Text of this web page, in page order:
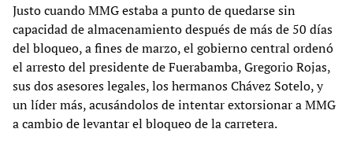
Justo cuando MMG estaba a punto de quedarse sin
capacidad de almacenamiento después de más de 50 días
del bloqueo, a fines de marzo, el gobierno central ordenó
el arresto del presidente de Fuerabamba, Gregorio Rojas,
sus dos asesores legales, los hermanos Chávez Sotelo, y
un líder más, acusándolos de intentar extorsionar a MMG
a cambio de levantar el bloqueo de la carretera.